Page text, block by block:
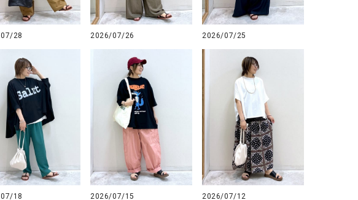
28 2026/07/26 2026/07/25
18 2026/07/15 2026/07/12